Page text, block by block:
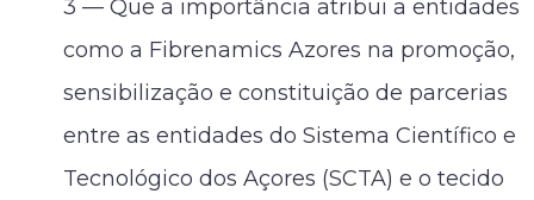
3 — Que a importância atribui a entidades
como a Fibrenamics Azores na promoção,
sensibilização e constituição de parcerias
entre as entidades do Sistema Científico e
Tecnológico dos Açores (SCTA) e o tecido